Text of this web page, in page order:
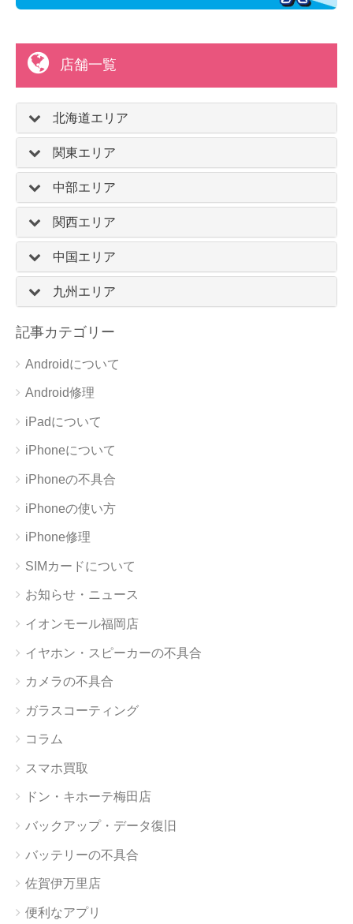
店舗一覧
北海道エリア
関東エリア
中部エリア
関西エリア
中国エリア
九州エリア
記事カテゴリー
Androidについて
Android修理
iPadについて
iPhoneについて
iPhoneの不具合
iPhoneの使い方
iPhone修理
SIMカードについて
お知らせ・ニュース
イオンモール福岡店
イヤホン・スピーカーの不具合
カメラの不具合
ガラスコーティング
コラム
スマホ買取
ドン・キホーテ梅田店
バックアップ・データ復旧
バッテリーの不具合
佐賀伊万里店
便利なアプリ